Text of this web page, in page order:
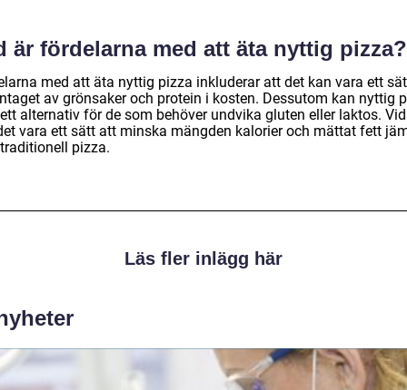
är fördelarna med att äta nyttig pizza?
med att äta nyttig pizza inkluderar att det kan vara ett
av grönsaker och protein i kosten. Dessutom kan nyttig
alternativ för de som behöver undvika gluten eller laktos.
vara ett sätt att minska mängden kalorier och mättat fett
pizza.
Läs fler inlägg här